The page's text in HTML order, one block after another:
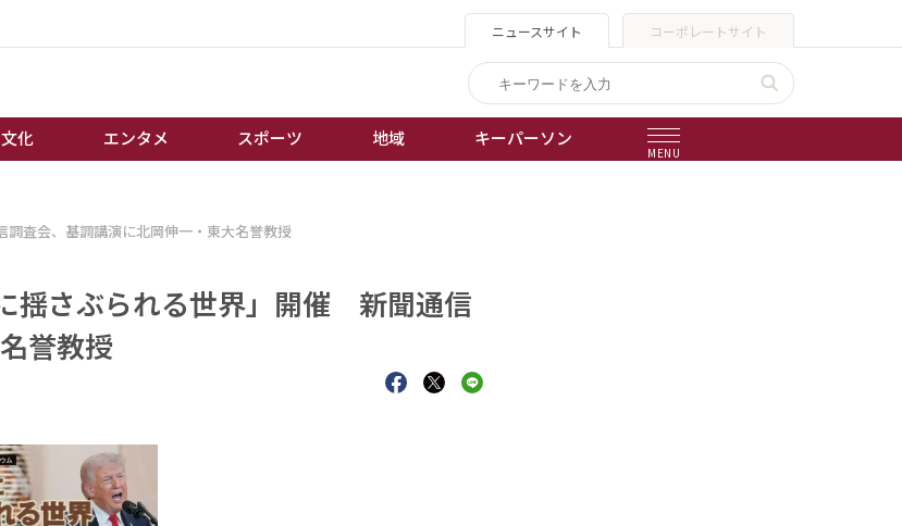
ニュースサイト コーポレートサイト
化 エンタメ スポーツ 地域 キーパーソン
MENU
競輪
査会、基調講演に北岡伸一・東大名誉教授
揺さぶられる世界」開催 新聞通信
誉教授